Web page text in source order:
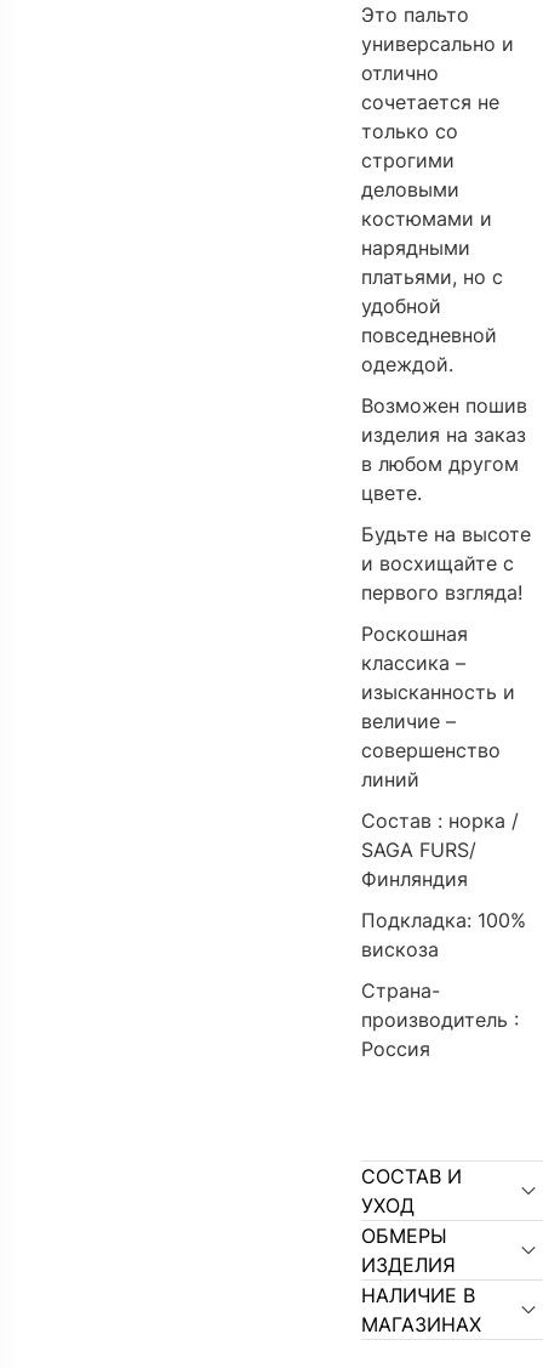
Это пальто
универсально и
отлично
сочетается не
только со
строгими
деловыми
костюмами и
нарядными
платьями, но с
удобной
повседневной
одеждой.
Возможен пошив
изделия на заказ
в любом другом
цвете.
Будьте на высоте
и восхищайте с
первого взгляда!
Роскошная
классика –
изысканность и
величие –
совершенство
линий
Состав : норка /
SAGA FURS/
Финляндия
Подкладка: 100%
вискоза
Страна-
производитель :
Россия
СОСТАВ И
УХОД
ОБМЕРЫ
ИЗДЕЛИЯ
НАЛИЧИЕ В
МАГАЗИНАХ